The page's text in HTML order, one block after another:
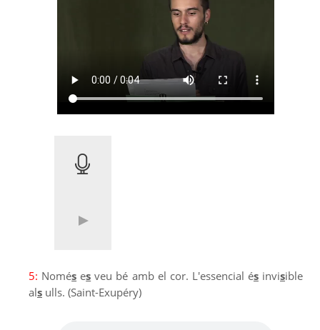
5: Només es veu bé amb el cor. L'essencial ésinvisible
als ulls. (Saint-Exupéry)